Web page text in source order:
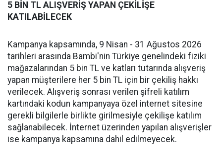
5 BİN TL ALIŞVERİŞ YAPAN ÇEKİLİŞE
KATILABİLECEK
Kampanya kapsamında, 9 Nisan - 31 Ağustos 2026
tarihleri arasında Bambi'nin Türkiye genelindeki fiziki
mağazalarından 5 bin TL ve katları tutarında alışveriş
yapan müşterilere her 5 bin TL için bir çekiliş hakkı
verilecek. Alışveriş sonrası verilen şifreli katılım
kartındaki kodun kampanyaya özel internet sitesine
gerekli bilgilerle birlikte girilmesiyle çekilişe katılım
sağlanabilecek. İnternet üzerinden yapılan alışverişler
ise kampanya kapsamına dahil edilmeyecek.